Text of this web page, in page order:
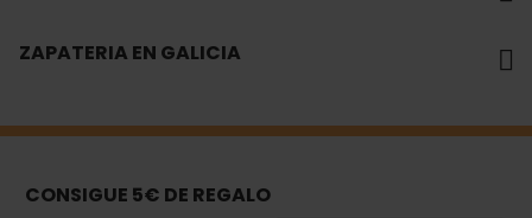
ZAPATERIA EN GALICIA
CONSIGUE 5€ DE REGALO